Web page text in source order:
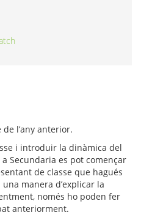
l’any anterior.
i introduir la dinàmica del
Secundaria es pot començar
de classe que hagués
manera d’explicar la
només ho poden fer
anteriorment.